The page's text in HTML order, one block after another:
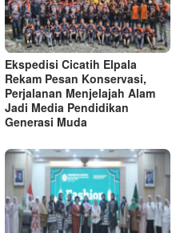
Ekspedisi Cicatih Elpala
Rekam Pesan Konservasi,
Perjalanan Menjelajah Alam
Jadi Media Pendidikan
Generasi Muda